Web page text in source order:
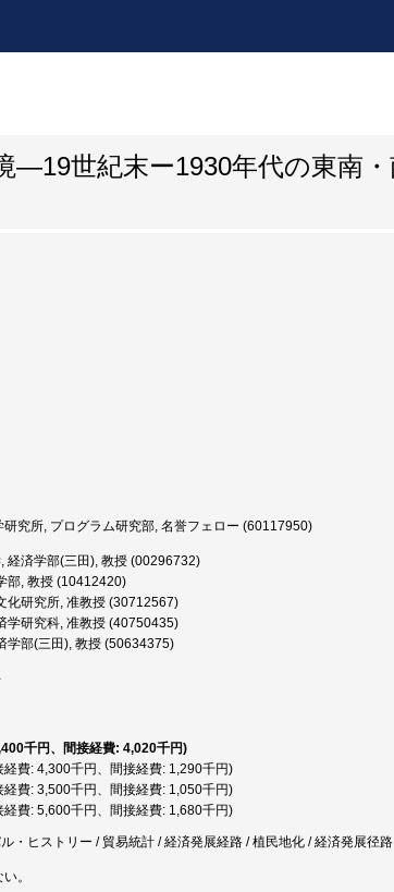
―19世紀末ー1930年代の東南
研究所, プログラム研究部, 名誉フェロー (60117950)
経済学部(三田), 教授 (00296732)
部, 教授 (10412420)
化研究所, 准教授 (30712567)
学研究科, 准教授 (40750435)
学部(三田), 教授 (50634375)
千円、間接経費: 4,020千円)
費: 4,300千円、間接経費: 1,290千円)
費: 3,500千円、間接経費: 1,050千円)
費: 5,600千円、間接経費: 1,680千円)
・ヒストリー / 貿易統計 / 経済発展経路 / 植民地化 / 経済発展径路
。